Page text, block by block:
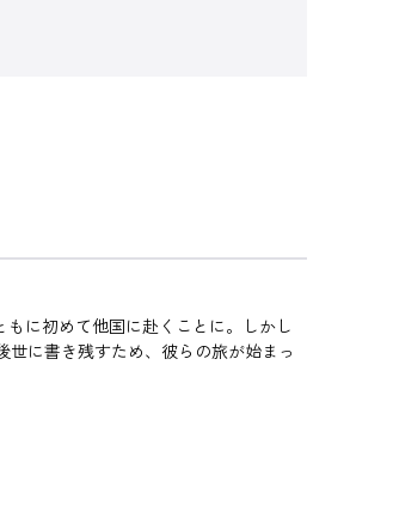
に初めて他国に赴くことに。しかし
に書き残すため、彼らの旅が始まっ